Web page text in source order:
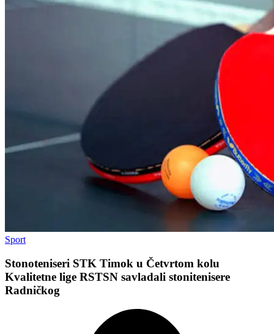
Sport
Stonoteniseri STK Timok u Četvrtom kolu
Kvalitetne lige RSTSN savladali stonitenisere
Radničkog